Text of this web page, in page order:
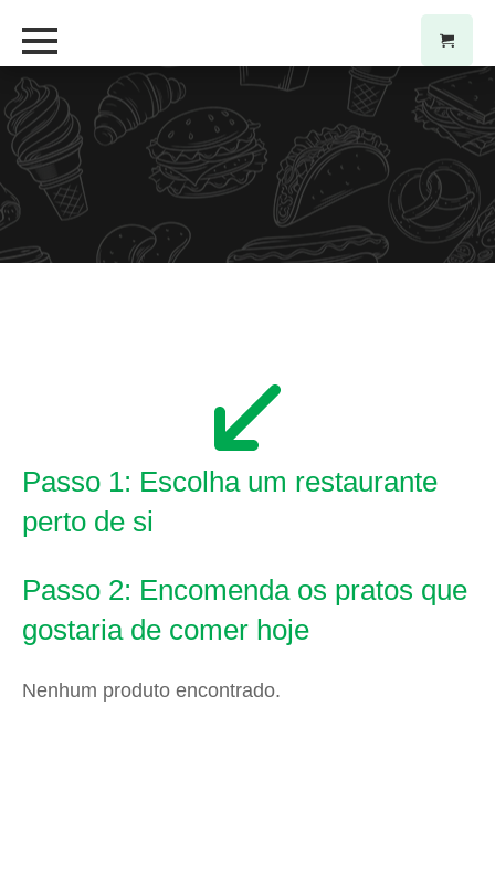
Passo 1: Escolha um restaurante
perto de si
Passo 2: Encomenda os pratos que
gostaria de comer hoje
Nenhum produto encontrado.